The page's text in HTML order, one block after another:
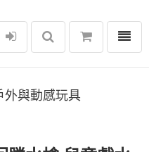
選單
外與動感玩具